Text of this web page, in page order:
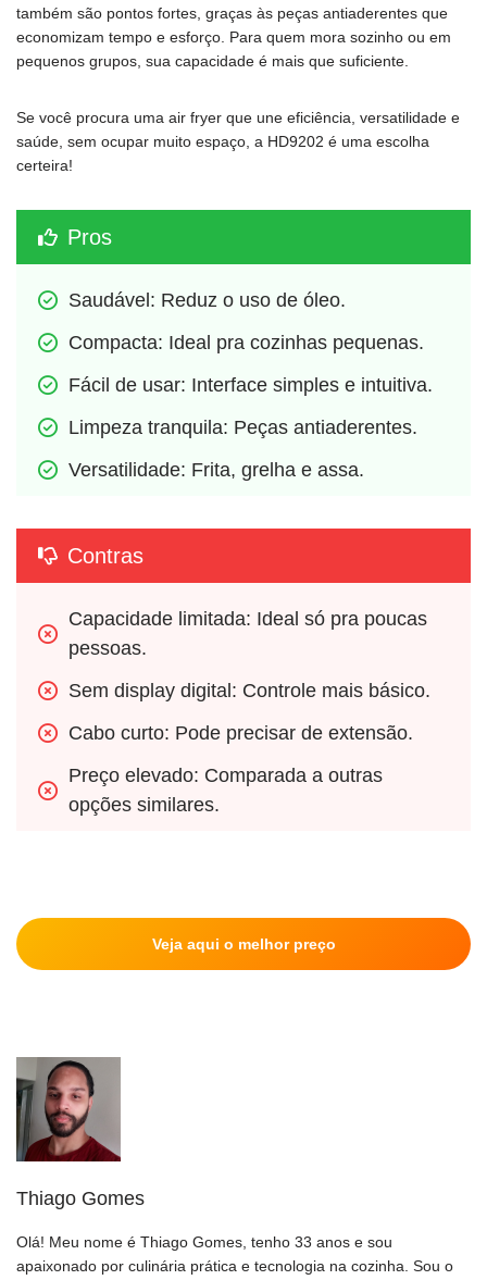
também são pontos fortes, graças às peças antiaderentes que
economizam tempo e esforço. Para quem mora sozinho ou em
pequenos grupos, sua capacidade é mais que suficiente.
Se você procura uma air fryer que une eficiência, versatilidade e
saúde, sem ocupar muito espaço, a HD9202 é uma escolha
certeira!
Pros
Saudável: Reduz o uso de óleo.
Compacta: Ideal pra cozinhas pequenas.
Fácil de usar: Interface simples e intuitiva.
Limpeza tranquila: Peças antiaderentes.
Versatilidade: Frita, grelha e assa.
Contras
Capacidade limitada: Ideal só pra poucas
pessoas.
Sem display digital: Controle mais básico.
Cabo curto: Pode precisar de extensão.
Preço elevado: Comparada a outras
opções similares.
Veja aqui o melhor preço
Thiago Gomes
Olá! Meu nome é Thiago Gomes, tenho 33 anos e sou
apaixonado por culinária prática e tecnologia na cozinha. Sou o